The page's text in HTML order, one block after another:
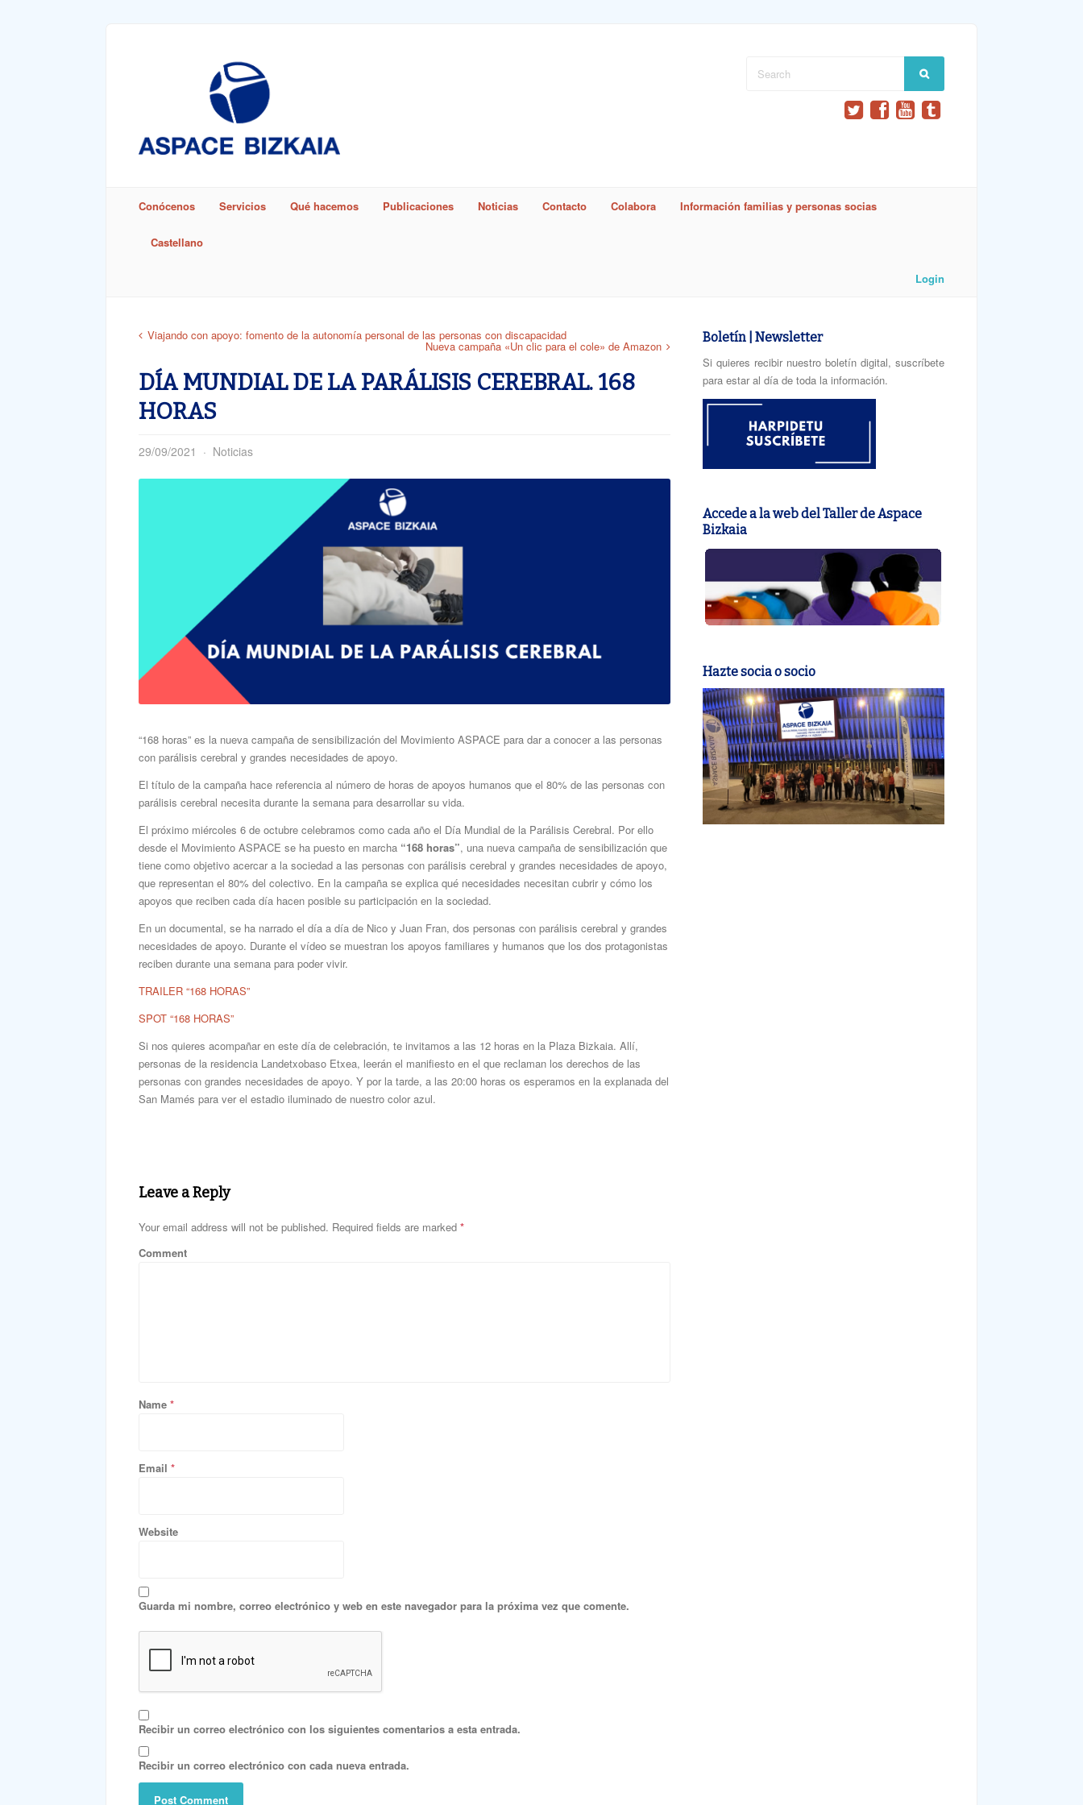
Conócenos Servicios Qué hacemos Publicaciones Noticias Contacto Colabora Información familias y personas socias
Castellano
Login
Viajando con apoyo: fomento de la autonomía personal de las personas con discapacidad
Nueva campaña «Un clic para el cole» de Amazon
DÍA MUNDIAL DE LA PARÁLISIS CEREBRAL. 168
HORAS
29/09/2021 Noticias
“168 horas” es la nueva campaña de sensibilización del Movimiento ASPACE para dar a conocer a las personas
con parálisis cerebral y grandes necesidades de apoyo.
El título de la campaña hace referencia al número de horas de apoyos humanos que el 80% de las personas con
parálisis cerebral necesita durante la semana para desarrollar su vida.
El próximo miércoles 6 de octubre celebramos como cada año el Día Mundial de la Parálisis Cerebral. Por ello
desde el Movimiento ASPACE se ha puesto en marcha “168 horas”, una nueva campaña de sensibilización que
tiene como objetivo acercar a la sociedad a las personas con parálisis cerebral y grandes necesidades de apoyo,
que representan el 80% del colectivo. En la campaña se explica qué necesidades necesitan cubrir y cómo los
apoyos que reciben cada día hacen posible su participación en la sociedad.
En un documental, se ha narrado el día a día de Nico y Juan Fran, dos personas con parálisis cerebral y grandes
necesidades de apoyo. Durante el vídeo se muestran los apoyos familiares y humanos que los dos protagonistas
reciben durante una semana para poder vivir.
TRAILER “168 HORAS”
SPOT “168 HORAS”
Si nos quieres acompañar en este día de celebración, te invitamos a las 12 horas en la Plaza Bizkaia. Allí,
personas de la residencia Landetxobaso Etxea, leerán el manifiesto en el que reclaman los derechos de las
personas con grandes necesidades de apoyo. Y por la tarde, a las 20:00 horas os esperamos en la explanada del
San Mamés para ver el estadio iluminado de nuestro color azul.
Leave a Reply
Your email address will not be published. Required fields are marked *
Comment
Name *
Email *
Website
Guarda mi nombre, correo electrónico y web en este navegador para la próxima vez que comente.
Recibir un correo electrónico con los siguientes comentarios a esta entrada.
Recibir un correo electrónico con cada nueva entrada.
Boletín | Newsletter
Si quieres recibir nuestro boletín digital, suscríbete
para estar al día de toda la información.
Accede a la web del Taller de Aspace
Bizkaia
Hazte socia o socio